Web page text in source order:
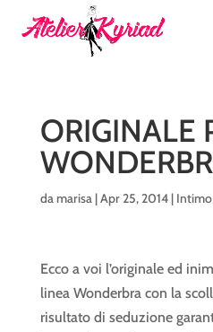
ORIGINALE
damarisa|Apr 25, 2014|
Ecco a voi l’originale ed
linea Wonderbra con la
risultato di seduzione